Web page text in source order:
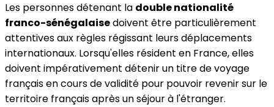
Les personnes détenant la double nationalité
franco-sénégalaisedoivent être particulièrement
attentives aux règles régissant leurs déplacements
internationaux. Lorsqu'elles résident en France, elles
doivent impérativement détenir un titre de voyage
français en cours de validité pour pouvoir revenir sur le
territoire français après un séjour à l'étranger.